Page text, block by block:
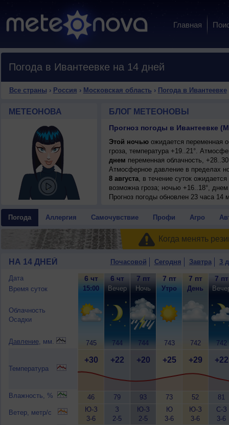
Главная
Погода в Ивантеевке на 14 дней
Все страны › Россия › Московская область › Погода в Ивантеевке
МЕТЕОНОВА БЛОГ МЕТЕОНОВЫ
Прогноз погоды в Ивантеевке
Этой ночьюожидается переменная
гроза, температура +19..21°.
днем переменная облачность,
Атмосферное давление в пределах
8 августа, в течение суток
возможна гроза; ночью +16..18°,
Прогноз погоды обновлен 23 часа 14
Погода Аллергия Самочувствие Профи Агро
Когда менять
НА 14 ДНЕЙ Почасовой Сегодня Завтра 3
Дата
Время суток
Облачность
Осадки
Давление, мм.
Температура
Влажность, %
Ветер, метр/с
6 чт
15:00
745
+30
46
Ю-З
3-6
6 чт
Вечер
744
+22
79
З
2-5
7 пт
Ночь
744
+20
93
Ю-З
2-5
7 пт
Утро
743
+25
73
Ю
3-6
7 пт
День
742
+29
52
Ю-З
3-6
7 пт
742
+22
81
С-З
3-6